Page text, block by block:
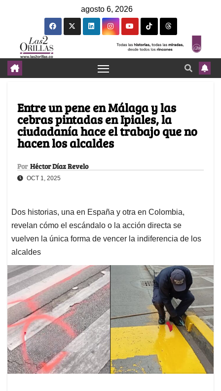
agosto 6, 2026
Entre un pene en Málaga y las
cebras pintadas en Ipiales, la
ciudadanía hace el trabajo que no
hacen los alcaldes
Por Héctor Díaz Revelo
OCT 1, 2025
Dos historias, una en España y otra en Colombia,
revelan cómo el escándalo o la acción directa se
vuelven la única forma de vencer la indiferencia de los
alcaldes